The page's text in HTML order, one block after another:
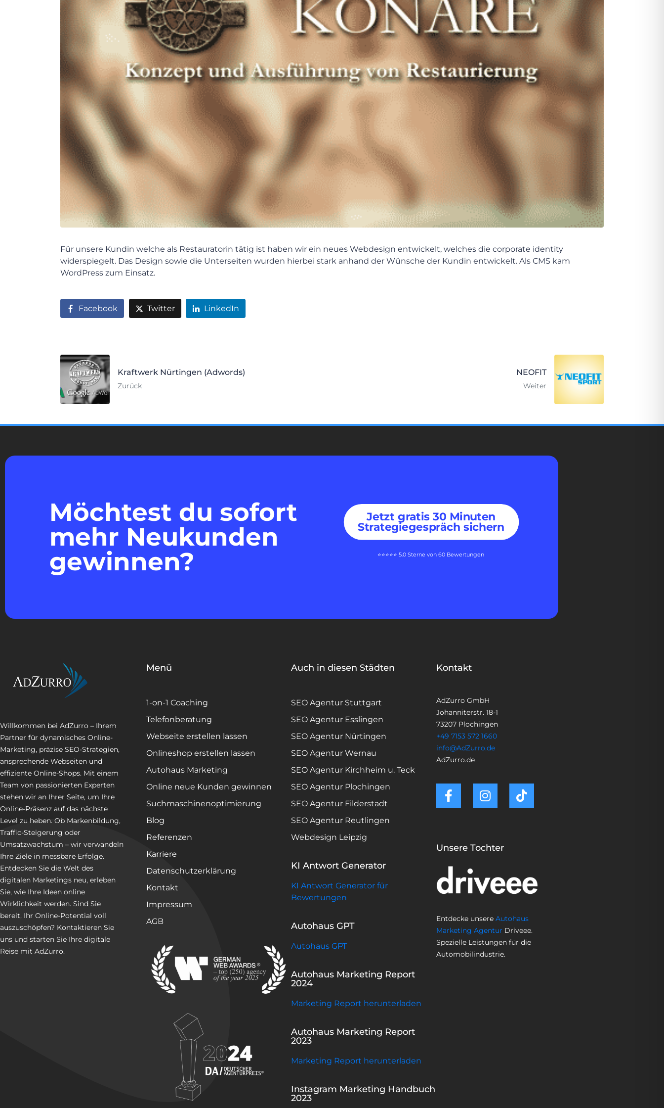
Für unsere Kundin welche als Restauratorin tätig ist haben wir ein neues Webdesign entwickelt, welches die corporate identity
widerspiegelt. Das Design sowie die Unterseiten wurden hierbei stark anhand der Wünsche der Kundin entwickelt. Als CMS kam
WordPress zum Einsatz.
Facebook Twitter LinkedIn
Kraftwerk Nürtingen (Adwords)
Zurück
NEOFIT
Weiter
Möchtest du sofort
mehr Neukunden
gewinnen?
Jetzt gratis 30 Minuten
Strategiegespräch sichern
⭐⭐⭐⭐⭐ 5.0 Sterne von 60 Bewertungen
Willkommen bei AdZurro – Ihrem
Partner für dynamisches Online-
Marketing, präzise SEO-Strategien,
ansprechende Webseiten und
effiziente Online-Shops. Mit einem
Team von passionierten Experten
stehen wir an Ihrer Seite, um Ihre
Online-Präsenz auf das nächste
Level zu heben. Ob Markenbildung,
Traffic-Steigerung oder
Umsatzwachstum – wir verwandeln
Ihre Ziele in messbare Erfolge.
Entdecken Sie die Welt des
digitalen Marketings neu, erleben
Sie, wie Ihre Ideen online
Wirklichkeit werden. Sind Sie
bereit, Ihr Online-Potential voll
auszuschöpfen? Kontaktieren Sie
uns und starten Sie Ihre digitale
Reise mit AdZurro.
Menü
1-on-1 Coaching
Telefonberatung
Webseite erstellen lassen
Onlineshop erstellen lassen
Autohaus Marketing
Online neue Kunden gewinnen
Suchmaschinenoptimierung
Blog
Referenzen
Karriere
Datenschutzerklärung
Kontakt
Impressum
AGB
Auch in diesen Städten
SEO Agentur Stuttgart
SEO Agentur Esslingen
SEO Agentur Nürtingen
SEO Agentur Wernau
SEO Agentur Kirchheim u. Teck
SEO Agentur Plochingen
SEO Agentur Filderstadt
SEO Agentur Reutlingen
Webdesign Leipzig
KI Antwort Generator
KI Antwort Generator für
Bewertungen
Autohaus GPT
Autohaus GPT
Autohaus Marketing Report
2024
Marketing Report herunterladen
Autohaus Marketing Report
2023
Marketing Report herunterladen
Instagram Marketing Handbuch
2023
Kontakt
AdZurro GmbH
Johanniterstr. 18-1
73207 Plochingen
+49 7153 572 1660
info@AdZurro.de
AdZurro.de
Unsere Tochter
Entdecke unsere Autohaus
Marketing Agentur Driveee.
Spezielle Leistungen für die
Automobilindustrie.